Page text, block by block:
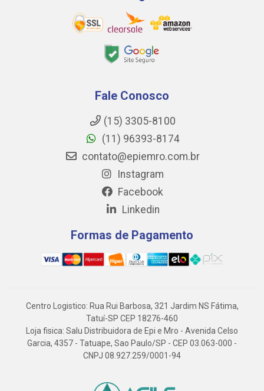
Fale Conosco
(15) 3305-8100
(11) 96393-8174
contato@epiemro.com.br
Instagram
Facebook
Linkedin
Formas de Pagamento
Centro Logistico: Rua Rui Barbosa, 321 Jardim NS Fátima,
Tatuí-SP CEP 18276-460
Loja fisica: Salu Distribuidora de Epi e Mro - Avenida Celso
Garcia, 4357 - Tatuape, Sao Paulo/SP - CEP 03.063-000 -
CNPJ 08.927.259/0001-94